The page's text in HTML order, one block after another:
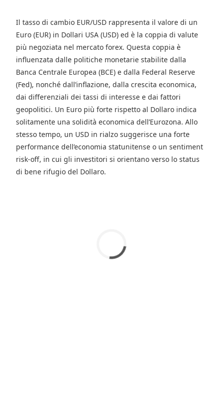
Il tasso di cambio EUR/USD rappresenta il valore di un
Euro (EUR) in Dollari USA (USD) ed è la coppia di valute
più negoziata nel mercato forex. Questa coppia è
influenzata dalle politiche monetarie stabilite dalla
Banca Centrale Europea (BCE) e dalla Federal Reserve
(Fed), nonché dall’inflazione, dalla crescita economica,
dai differenziali dei tassi di interesse e dai fattori
geopolitici. Un Euro più forte rispetto al Dollaro indica
solitamente una solidità economica dell’Eurozona. Allo
stesso tempo, un USD in rialzo suggerisce una forte
performance dell’economia statunitense o un sentiment
risk-off, in cui gli investitori si orientano verso lo status
di bene rifugio del Dollaro.